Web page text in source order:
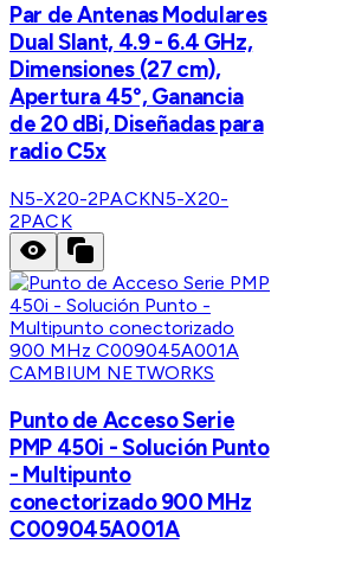
Par de Antenas Modulares
Dual Slant, 4.9 - 6.4 GHz,
Dimensiones (27 cm),
Apertura 45°, Ganancia
de 20 dBi, Diseñadas para
radio C5x
N5-X20-2PACKN5-X20-
2PACK
CAMBIUM NETWORKS
Punto de Acceso Serie
PMP 450i - Solución Punto
- Multipunto
conectorizado 900 MHz
C009045A001A